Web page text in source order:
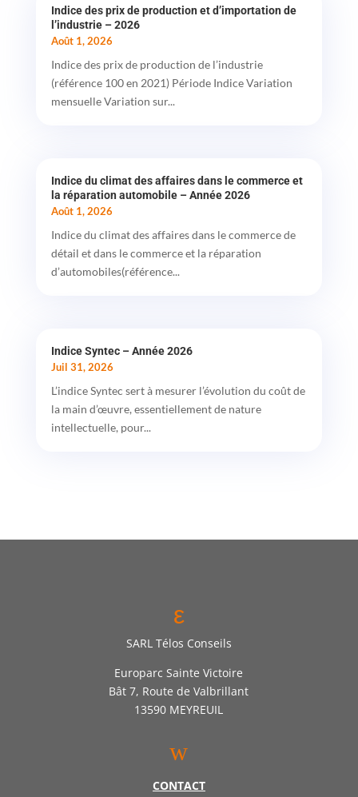
Indice des prix de production et d’importation de
l’industrie – 2026
Août 1, 2026
Indice des prix de production de l’industrie
(référence 100 en 2021) Période Indice Variation
mensuelle Variation sur...
Indice du climat des affaires dans le commerce et
la réparation automobile – Année 2026
Août 1, 2026
Indice du climat des affaires dans le commerce de
détail et dans le commerce et la réparation
d’automobiles(référence...
Indice Syntec – Année 2026
Juil 31, 2026
L’indice Syntec sert à mesurer l’évolution du coût de
la main d’œuvre, essentiellement de nature
intellectuelle, pour...
ε
SARL Télos Conseils
Europarc Sainte Victoire
Bât 7, Route de Valbrillant
13590 MEYREUIL
w
CONTACT